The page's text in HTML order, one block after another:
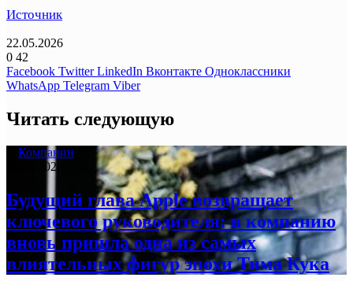
Источник
22.05.2026
0 42
Facebook Twitter LinkedIn Вконтакте Одноклассники
WhatsApp Telegram Viber
Читать следующую
Компании
05.08.2026
Будущий глава Apple возвращает
ключевого руководителя: в компанию
вновь пришла одна из самых
влиятельных фигур эпохи Тима Кука